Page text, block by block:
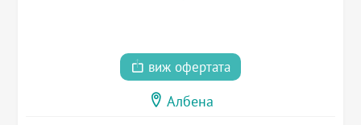
виж офертата
Албена